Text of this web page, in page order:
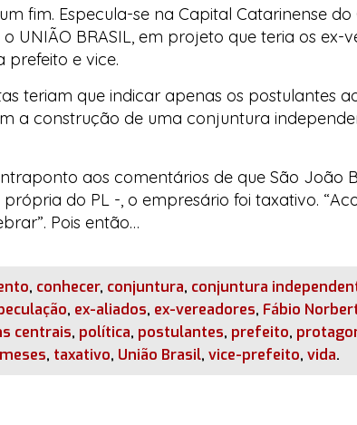
fim. Especula-se na Capital Catarinense
BRASIL, em projeto que teria os ex-
prefeito e vice.
teriam que indicar apenas os postulantes
a construção de uma conjuntura
aos comentários de que São João
do PL -, o empresário foi taxativo.
Pois então…
, conhecer, conjuntura, conjuntura
, ex-aliados, ex-vereadores, Fábio
centrais, política, postulantes, prefeito,
, taxativo, União Brasil, vice-prefeito, vida.